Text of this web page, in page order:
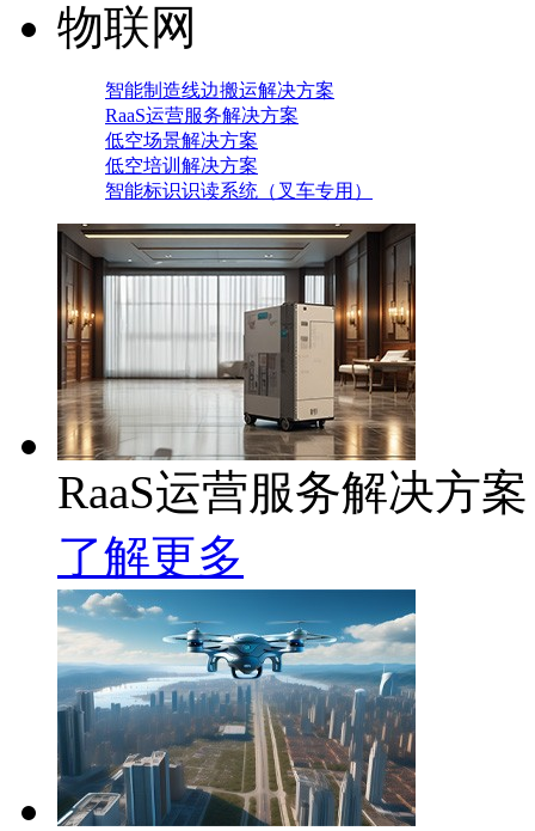
物联网
智能制造线边搬运解决方案
RaaS运营服务解决方案
低空场景解决方案
低空培训解决方案
智能标识识读系统（叉车专用）
RaaS运营服务解决方案
了解更多